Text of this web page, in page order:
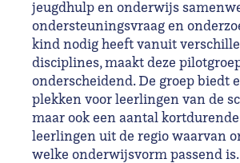
jeugdhulp en onderwijs
ondersteuningsvraag en
kind nodig heeft vanuit
disciplines, maakt deze
onderscheidend. De groep biedt
plekken voor leerlingen van de
maar ook een aantal
leerlingen uit de regio waarvan
welke onderwijsvorm passend is.